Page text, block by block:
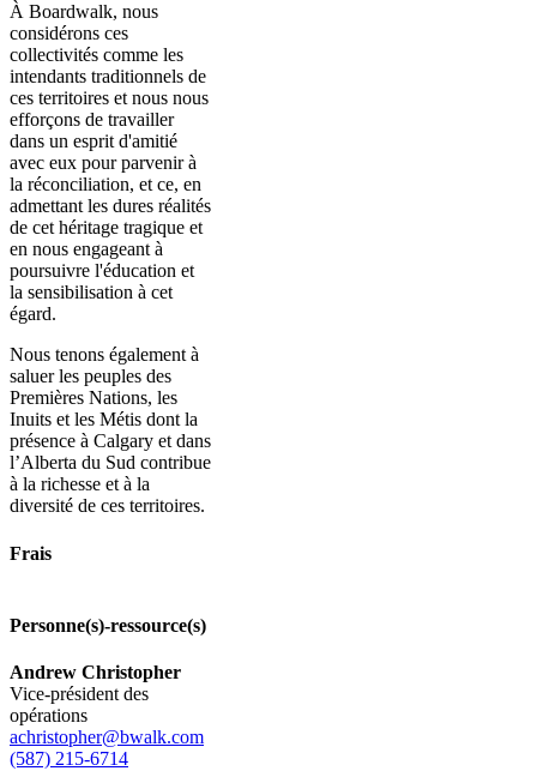
À Boardwalk, nous
considérons ces
collectivités comme les
intendants traditionnels de
ces territoires et nous nous
efforçons de travailler
dans un esprit d'amitié
avec eux pour parvenir à
la réconciliation, et ce, en
admettant les dures réalités
de cet héritage tragique et
en nous engageant à
poursuivre l'éducation et
la sensibilisation à cet
égard.
Nous tenons également à
saluer les peuples des
Premières Nations, les
Inuits et les Métis dont la
présence à Calgary et dans
l’Alberta du Sud contribue
à la richesse et à la
diversité de ces territoires.
Frais
Personne(s)-ressource(s)
Andrew Christopher
Vice-président des
opérations
achristopher@bwalk.com
(587) 215-6714